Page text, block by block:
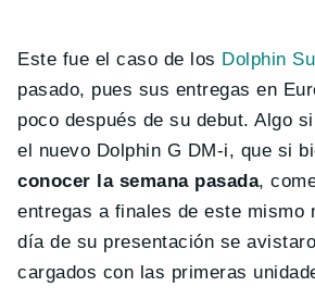
Este fue el caso de los Dolphin
pasado, pues sus entregas en
poco después de su debut. Algo
el nuevo Dolphin G DM-i, que si
conocer la semana pasada,
entregas a finales de este mismo
día de su presentación se
cargados con las primeras